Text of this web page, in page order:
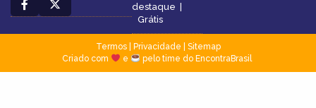
destaque
Grátis
Termos| Privacidade
Sitemap
Criado com
e pelo time do EncontraBrasil